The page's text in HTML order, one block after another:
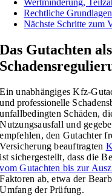
Wertminderung,
Rechtliche
Nächste Schritte zum
Das Gutachten
Ein unabhängiges Kfz-
undprofessionelle
unfallbedingten Schäden,
Nutzungsausfall und
empfehlen, den Gutachter
Versicherung beauftragten
ist sichergestellt, dass die
vom Gutachten bis zur
Faktoren ab, etwa der
Umfang der Prüfung.